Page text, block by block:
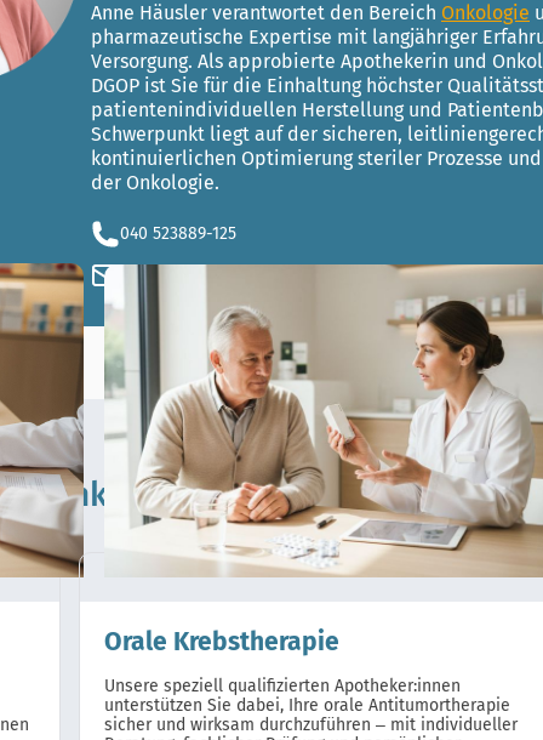
Anne Häusler verantwortet den Bereich Onkologie
pharmazeutische Expertise mit langjähriger
Versorgung. Als approbierte Apothekerin und
DGOP ist Sie für die Einhaltung höchster
patientenindividuellen Herstellung und
Schwerpunkt liegt auf der sicheren,
kontinuierlichen Optimierung steriler Prozesse
der Onkologie.
040 523889-125
Onkologie Ratgeber
Orale Krebstherapie
Unsere speziell qualifizierten Apotheker:innen
unterstützen Sie dabei, Ihre orale Antitumortherapie
sicher und wirksam durchzuführen – mit individueller